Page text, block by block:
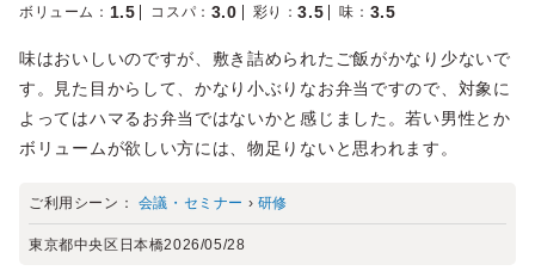
ボリューム ： 1.5 コスパ ： 3.0 彩り ：3.5 味 ： 3.5
味はおいしいのですが、敷き詰められたご飯がかなり少ないで
す。見た目からして、かなり小ぶりなお弁当ですので、対象に
よってはハマるお弁当ではないかと感じました。若い男性とか
ボリュームが欲しい方には、物足りないと思われます。
ご利用シーン： 会議・セミナー › 研修
東京都中央区日本橋2026/05/28